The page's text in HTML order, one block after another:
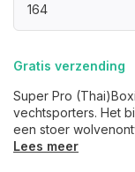
164
Gratis verzending
Super Pro
vechtsporters. Het
een stoer
Lees meer